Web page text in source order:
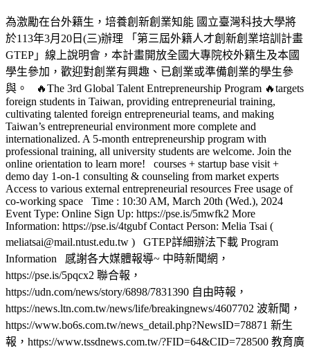
為激勵在台外籍生，培養創新創業知能 國立臺灣科技大學將
於113年3月20日(三)辦理 「第三屆外籍人才創新創業培訓計畫
GTEP」線上說明會，本計畫開放全國大專院校外籍生及本國
學生參加，歡迎對創業有興趣、已創業或準備創業的學生參
與。 🔥The 3rd Global Talent Entrepreneurship Program 🔥targets
foreign students in Taiwan, providing entrepreneurial training,
cultivating talented foreign entrepreneurial teams, and making
Taiwan’s entrepreneurial environment more complete and
internationalized. A 5-month entrepreneurship program with
professional training, all university students are welcome. Join the
online orientation to learn more! courses + startup base visit +
demo day 1-on-1 consulting & counseling from market experts
Access to various external entrepreneurial resources Free usage of
co-working space Time : 10:30 AM, March 20th (Wed.), 2024
Event Type: Online Sign Up: https://pse.is/5mwfk2 More
Information: https://pse.is/4tgubf Contact Person: Melia Tsai (
meliatsai@mail.ntust.edu.tw ) GTEP詳細辦法下載 Program
Information 感謝各大媒體報導~ 中時新聞網，
https://pse.is/5pqcx2 聯合報，
https://udn.com/news/story/6898/7831390 自由時報，
https://news.ltn.com.tw/news/life/breakingnews/4607702 波新聞，
https://www.bo6s.com.tw/news_detail.php?NewsID=78871 新生
報，https://www.tssdnews.com.tw/?FID=64&CID=728500 教育廣